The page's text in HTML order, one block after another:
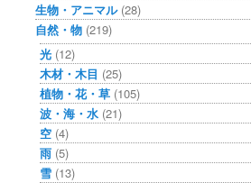
生物・アニマル(28)
自然・物 (219)
光 (12)
木材・木目 (25)
植物・花・草 (105)
波・海・水 (21)
空 (4)
雨 (5)
雪 (13)